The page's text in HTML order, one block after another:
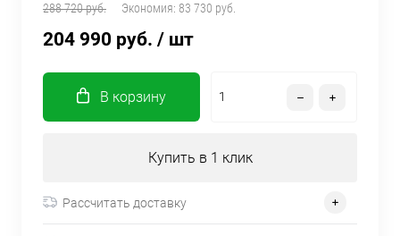
288 720 руб. Экономия: 83 730 руб.
204 990 руб. / шт
В корзину
Купить в 1 клик
Рассчитать доставку